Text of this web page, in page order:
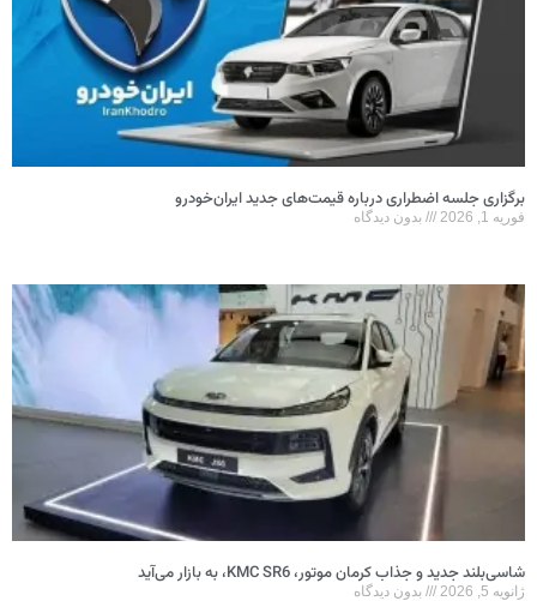
برگزاری جلسه اضطراری درباره قیمت‌های جدید ایران‌خودرو
فوریه 1, 2026 بدون دیدگاه
شاسی‌بلند جدید و جذاب کرمان موتور، KMC SR6، به بازار می‌آید
ژانویه 5, 2026 بدون دیدگاه